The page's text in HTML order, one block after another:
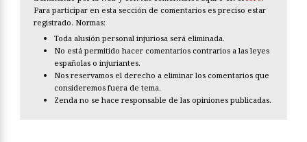
Para participar en esta sección de comentarios es preciso estar
registrado. Normas:
Toda alusión personal injuriosa será eliminada.
No está permitido hacer comentarios contrarios a las leyes
españolas o injuriantes.
Nos reservamos el derecho a eliminar los comentarios que
consideremos fuera de tema.
Zenda no se hace responsable de las opiniones publicadas.